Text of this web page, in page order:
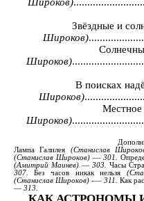
Звёздные и
Широков)
Широков)
В поисках
Широков)
Местное
Широков)
Лампа
Галилея (Станислав
(Станислав Широков) — 301.
(Амитрий Маинев) — 303. Часы
307.Без часов никак нельзя (
(Станислав Широков) -— 311. Как
— 313.